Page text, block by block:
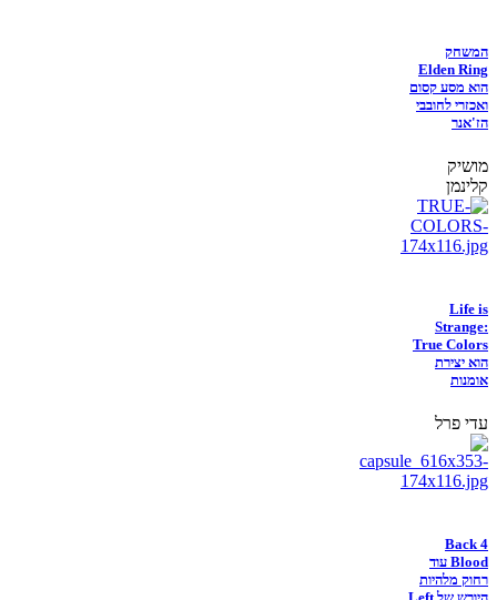
המשחק
Elden Ring
הוא מסע קסום
ואכזרי לחובבי
הז'אנר
מושיק
קלינמן
Life is
Strange:
True Colors
הוא יצירת
אומנות
עדי פרל
Back 4
Blood עוד
רחוק מלהיות